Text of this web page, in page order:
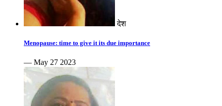
देश
Menopause: time to give it its due importance
— May 27 2023